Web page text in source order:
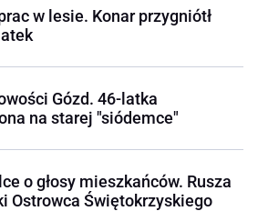
w lesie. Konar przygniótł
Gózd. 46-latka
na starej "siódemce"
o głosy mieszkańców. Rusza
Ostrowca Świętokrzyskiego